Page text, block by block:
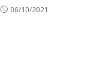
06/10/2021